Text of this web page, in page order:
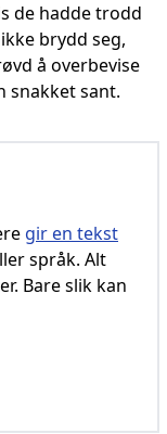
de hadde trodd
brydd seg,
å overbevise
snakket sant.
gir en tekst
språk. Alt
Bare slik kan